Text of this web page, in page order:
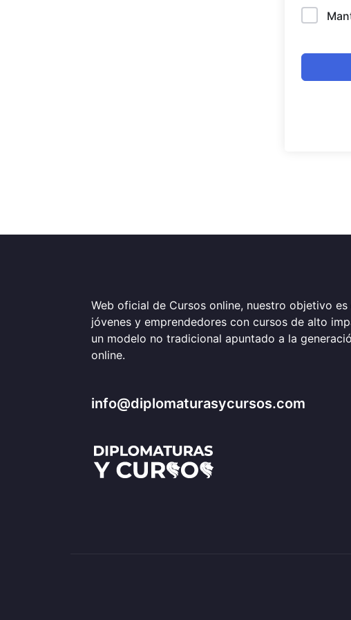
Web oficial de Cursos online, nuestro objetivo
jóvenes y emprendedores con cursos de alto
un modelo no tradicional apuntado a la
online.
info@diplomaturasycursos.com